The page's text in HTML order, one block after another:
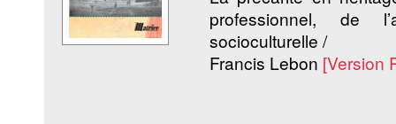
professionnel, de
socioculturelle /
Francis Lebon [Version